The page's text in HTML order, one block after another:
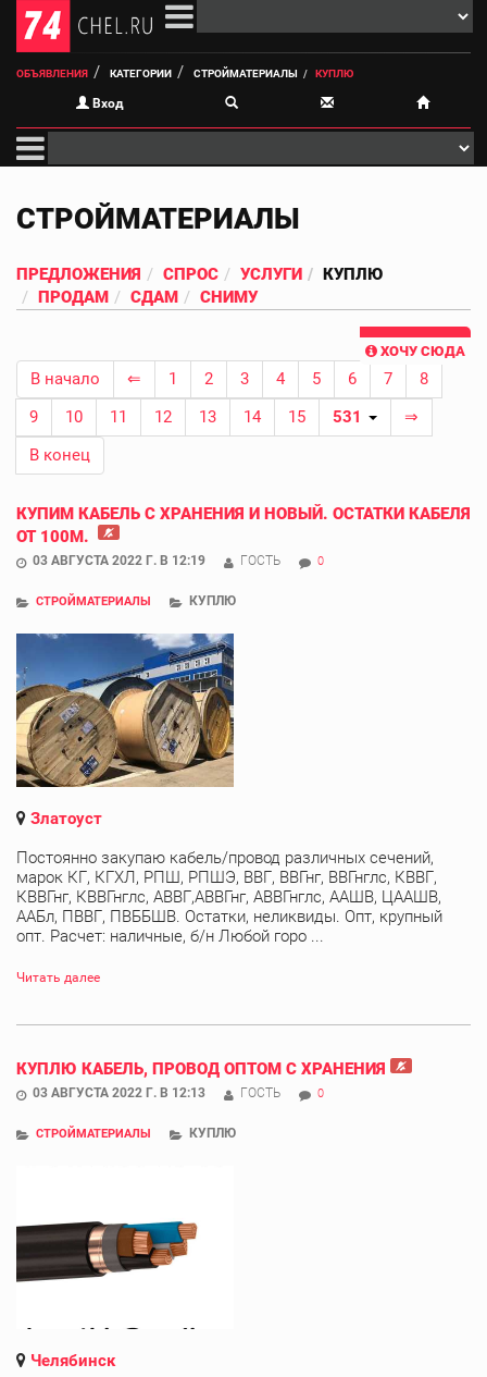
ОБЪЯВЛЕНИЯ КАТЕГОРИИ СТРОЙМАТЕРИАЛЫ КУПЛЮ
Вход
СТРОЙМАТЕРИАЛЫ
ПРЕДЛОЖЕНИЯ СПРОС УСЛУГИ
КУПЛЮ
ПРОДАМ
СДАМ СНИМУ
ХОЧУ СЮДА
В начало ⇐ 1 2 3 4 5 6 7
8
9
10 11 12 13 14 15 531
⇒
В конец
КУПИМ КАБЕЛЬ С ХРАНЕНИЯ И НОВЫЙ. ОСТАТКИ КАБЕЛЯ
ОТ 100М.
03 АВГУСТА 2022 Г. В 12:19 ГОСТЬ 0
СТРОЙМАТЕРИАЛЫ КУПЛЮ
Златоуст
Постоянно закупаю кабель/провод различных сечений,
марок КГ, КГХЛ, РПШ, РПШЭ, ВВГ, ВВГнг, ВВГнглс, КВВГ,
КВВГнг, КВВГнглс, АВВГ,АВВГнг, АВВГнглс, ААШВ, ЦААШВ,
ААБл, ПВВГ, ПВББШВ. Остатки, неликвиды. Опт, крупный
опт. Расчет: наличные, б/н Любой горо ...
Читать далее
КУПЛЮ КАБЕЛЬ, ПРОВОД ОПТОМ С ХРАНЕНИЯ
03 АВГУСТА 2022 Г. В 12:13 ГОСТЬ 0
СТРОЙМАТЕРИАЛЫ КУПЛЮ
Челябинск